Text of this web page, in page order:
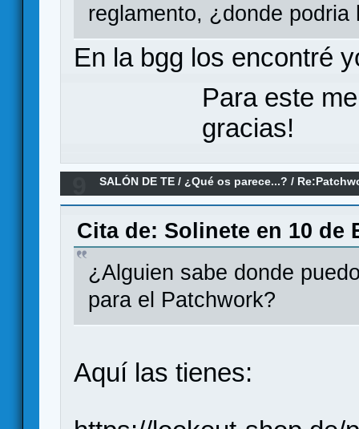
reglamento, ¿donde podria
En la bgg los encontré
Para este
gracias!
SALÓN DE TE / ¿Qué os parece...? /
Cita de: Solinete en 10 de
¿Alguien sabe donde
para el Patchwork?
Aquí las tienes: